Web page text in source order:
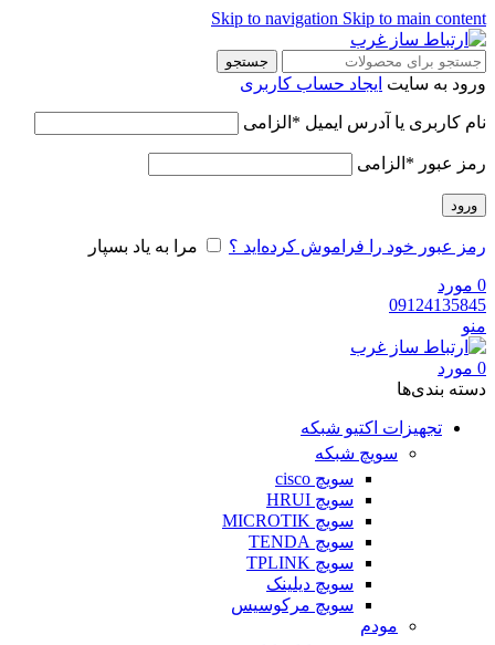
Skip to navigation Skip to main content
جستجو
ورود به سایت ایجاد حساب کاربری
نام کاربری یا آدرس ایمیل * الزامی
رمز عبور * الزامی
ورود
رمز عبور خود را فراموش کرده‌اید ؟ مرا به یاد بسپار
0 مورد
09124135845
منو
0 مورد
دسته‌ بندی‌ها
تجهیزات اکتیو شبکه
سویچ شبکه
سویچ cisco
سویچ HRUI
سویچ MICROTIK
سویچ TENDA
سویچ TPLINK
سویچ دیلینک
سویچ مرکوسیس
مودم